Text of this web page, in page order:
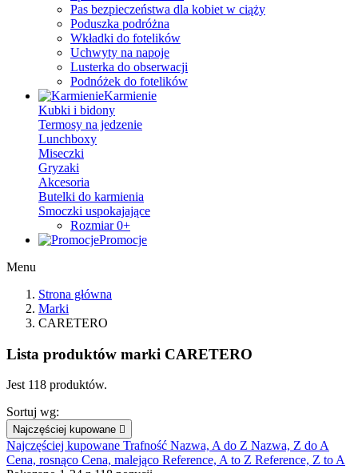
Pas bezpieczeństwa dla kobiet w ciąży
Poduszka podróżna
Wkładki do fotelików
Uchwyty na napoje
Lusterka do obserwacji
Podnóżek do fotelików
Karmienie
Kubki i bidony
Termosy na jedzenie
Lunchboxy
Miseczki
Gryzaki
Akcesoria
Butelki do karmienia
Smoczki uspokajające
Rozmiar 0+
Promocje
Menu
Strona główna
Marki
CARETERO
Lista produktów marki CARETERO
Jest 118 produktów.
Sortuj wg:
Najczęściej kupowane 
Najczęściej kupowane Trafność Nazwa, A do Z Nazwa, Z do A
Cena, rosnąco Cena, malejąco Reference, A to Z Reference, Z to A